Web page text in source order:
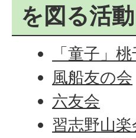
を図る活動
「童子」
風船友の会
六友会
習志野山楽